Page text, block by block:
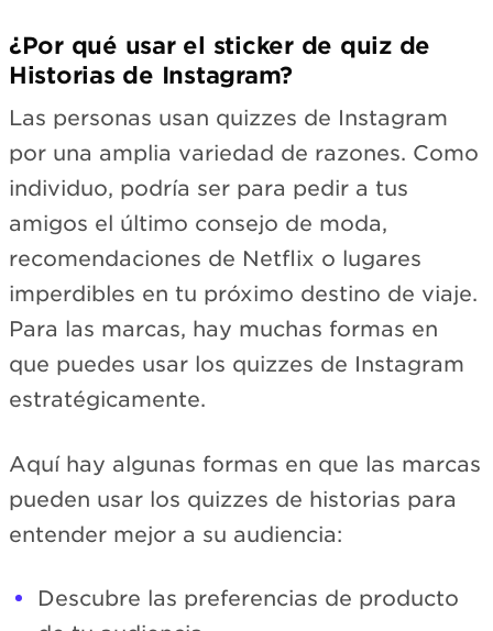
¿Por qué usar el sticker de quiz de
Historias de Instagram?
Las personas usan quizzes de Instagram
por una amplia variedad de razones. Como
individuo, podría ser para pedir a tus
amigos el último consejo de moda,
recomendaciones de Netflix o lugares
imperdibles en tu próximo destino de viaje.
Para las marcas, hay muchas formas en
que puedes usar los quizzes de Instagram
estratégicamente.
Aquí hay algunas formas en que las marcas
pueden usar los quizzes de historias para
entender mejor a su audiencia:
Descubre las preferencias de producto